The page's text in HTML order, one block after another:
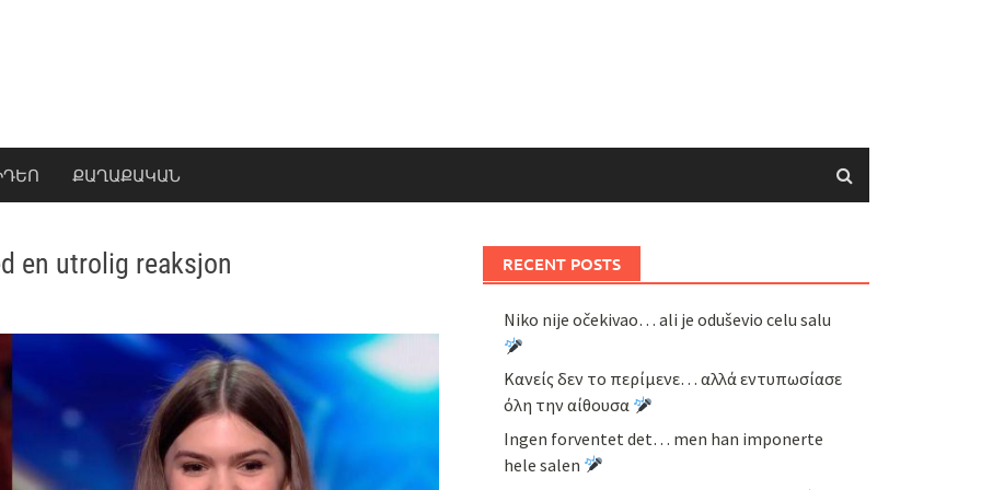
ՔԱՂԱՔԱԿԱՆ
en utrolig reaksjon RECENT POSTS
Niko nije očekivao… ali je oduševio celu salu
Κανείς δεν το περίμενε… αλλά εντυπωσίασε
όλη την αίθουσα
Ingen forventet det… men han imponerte
hele salen